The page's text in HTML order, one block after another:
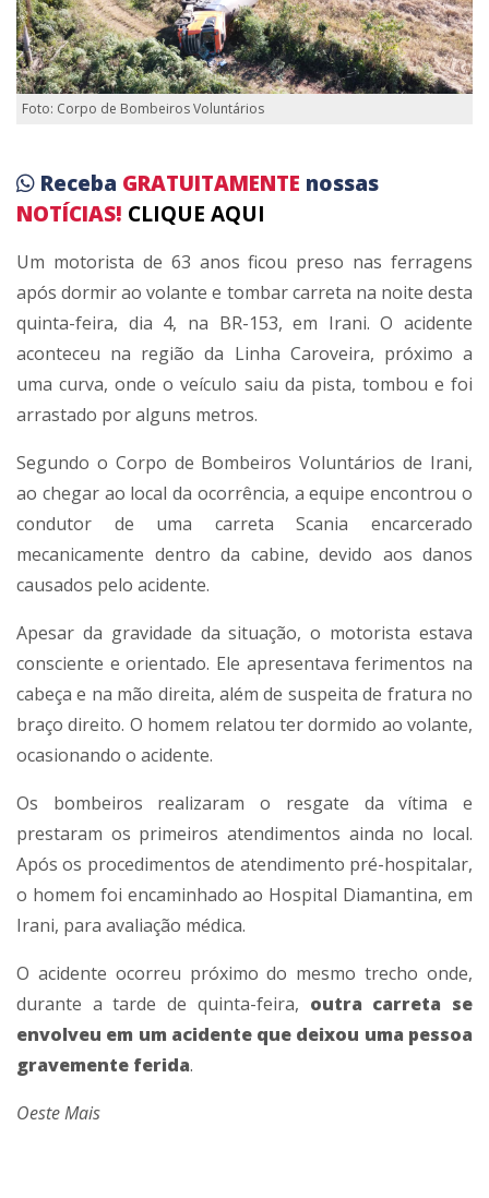
Foto: Corpo de Bombeiros Voluntários
Receba GRATUITAMENTE nossas
NOTÍCIAS! CLIQUE AQUI
Um motorista de 63 anos ficou preso nas ferragens
após dormir ao volante e tombar carreta na noite desta
quinta-feira, dia 4, na BR-153, em Irani. O acidente
aconteceu na região da Linha Caroveira, próximo a
uma curva, onde o veículo saiu da pista, tombou e foi
arrastado por alguns metros.
Segundo o Corpo de Bombeiros Voluntários de Irani,
ao chegar ao local da ocorrência, a equipe encontrou o
condutor de uma carreta Scania encarcerado
mecanicamente dentro da cabine, devido aos danos
causados pelo acidente.
Apesar da gravidade da situação, o motorista estava
consciente e orientado. Ele apresentava ferimentos na
cabeça e na mão direita, além de suspeita de fratura no
braço direito. O homem relatou ter dormido ao volante,
ocasionando o acidente.
Os bombeiros realizaram o resgate da vítima e
prestaram os primeiros atendimentos ainda no local.
Após os procedimentos de atendimento pré-hospitalar,
o homem foi encaminhado ao Hospital Diamantina, em
Irani, para avaliação médica.
O acidente ocorreu próximo do mesmo trecho onde,
durante a tarde de quinta-feira, outra carreta se
envolveu em um acidente que deixou uma pessoa
gravemente ferida.
Oeste Mais